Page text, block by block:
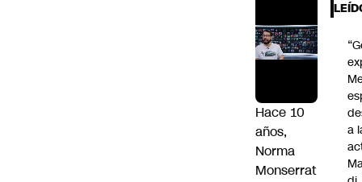
Hace 10
años,
Norma
Monserrat
a